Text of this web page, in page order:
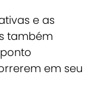
e as
também
em seu